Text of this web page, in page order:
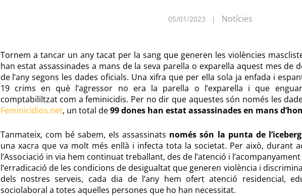
05/01/2023 | Notícies
Tornem a tancar un any tacat per la sang que generen les violències
han estat assassinades a mans de la seva parella o exparella aquest mes de
de l’any segons les dades oficials. Una xifra que per ella sola ja enfada i
19 crims en què l’agressor no era la parella o l’exparella i que
comptabililtzat com a feminicidis. Per no dir que aquestes són només les
Feminicidios.net, un total de99 dones han estat assassinades en mans
Tanmateix, com bé sabem, els assassinats només són la punta de l’iceberg
una xacra que va molt més enllà i infecta tota la societat. Per això, durant
l’Associació in via hem continuat treballant, des de l’atenció i
l’erradicació de les condicions de desigualtat que generen violència i
dels nostres serveis, cada dia de l’any hem ofert atenció residencial,
sociolaboral a totes aquelles persones que ho han necessitat.